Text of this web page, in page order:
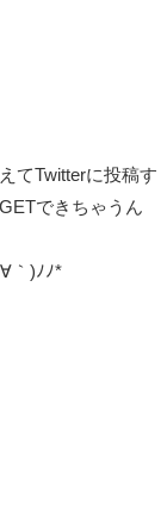
てTwitterに投稿す
できちゃうん
｀)ﾉﾉ*